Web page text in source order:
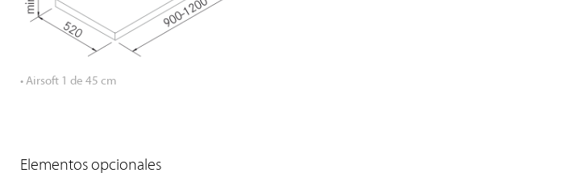
• Airsoft 1 de 45 cm
Elementos opcionales